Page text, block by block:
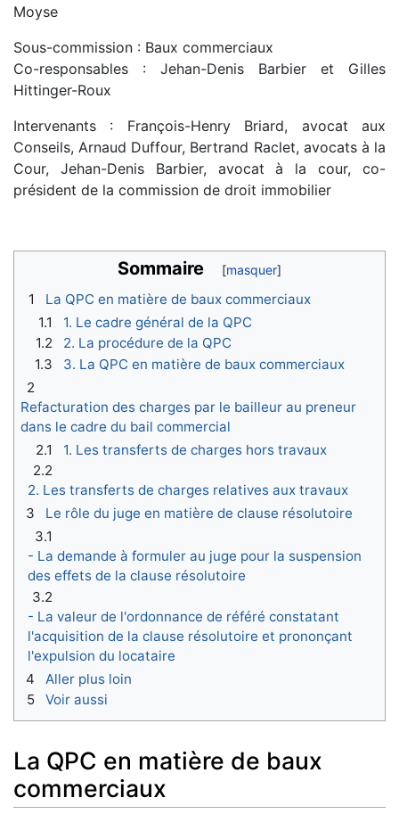
Moyse
Sous-commission : Baux commerciaux
Co-responsables : Jehan-Denis Barbier et Gilles
Hittinger-Roux
Intervenants : François-Henry Briard, avocat aux
Conseils, Arnaud Duffour, Bertrand Raclet, avocats à la
Cour, Jehan-Denis Barbier, avocat à la cour, co-
président de la commission de droit immobilier
Sommaire
1
La QPC en matière de baux commerciaux
1.1
1. Le cadre général de la QPC
1.2
2. La procédure de la QPC
1.3
3. La QPC en matière de baux commerciaux
2
Refacturation des charges par le bailleur au preneur
dans le cadre du bail commercial
2.1
1. Les transferts de charges hors travaux
2.2
2. Les transferts de charges relatives aux travaux
3
Le rôle du juge en matière de clause résolutoire
3.1
- La demande à formuler au juge pour la suspension
des effets de la clause résolutoire
3.2
- La valeur de l'ordonnance de référé constatant
l'acquisition de la clause résolutoire et prononçant
l'expulsion du locataire
4
Aller plus loin
5
Voir aussi
La QPC en matière de baux
commerciaux